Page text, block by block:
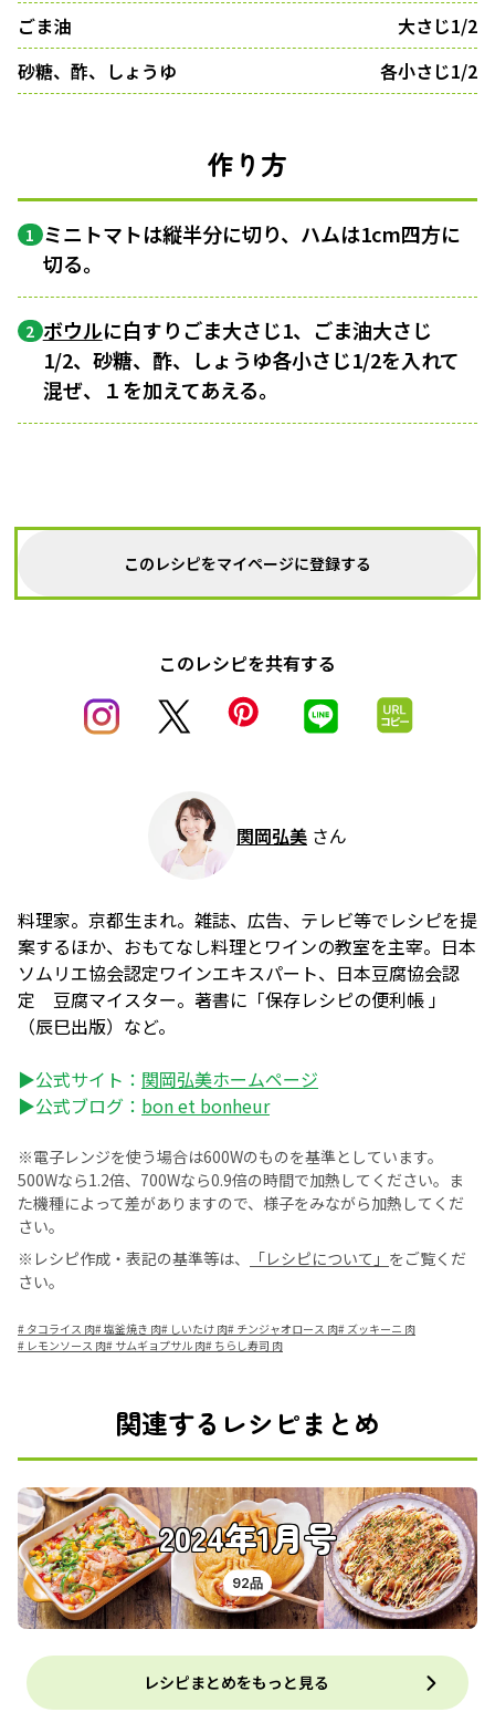
ごま油
大さじ1/2
砂糖、酢、しょうゆ
各小さじ1/2
作り方
1 ミニトマトは縦半分に切り、ハムは1cm四方に
切る。
2 ボウルに白すりごま大さじ1、ごま油大さじ
1/2、砂糖、酢、しょうゆ各小さじ1/2を入れて
混ぜ、１を加えてあえる。
このレシピをマイページに登録する
このレシピを共有する
関岡弘美 さん
料理家。京都生まれ。雑誌、広告、テレビ等でレシピを提
案するほか、おもてなし料理とワインの教室を主宰。日本
ソムリエ協会認定ワインエキスパート、日本豆腐協会認
定 豆腐マイスター。著書に「保存レシピの便利帳 」
（辰巳出版）など。
▶公式サイト： 関岡弘美ホームページ
▶公式ブログ： bon et bonheur
※電子レンジを使う場合は600Wのものを基準としています。
500Wなら1.2倍、700Wなら0.9倍の時間で加熱してください。ま
た機種によって差がありますので、様子をみながら加熱してくだ
さい。
※レシピ作成・表記の基準等は、
「レシピについて」 をご覧くだ
さい。
# タコライス 肉#塩釜焼き 肉# しいたけ 肉# チンジャオロース 肉# ズッキーニ 肉
# レモンソース 肉# サムギョプサル 肉# ちらし寿司 肉
関連するレシピまとめ
2024年1月号
92品
レシピまとめをもっと見る